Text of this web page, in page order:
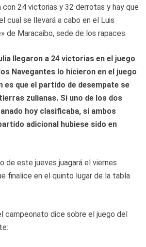
con 24 victorias y 32 derrotas y hay que
cual se llevará a cabo en el Luis
de Maracaibo, sede de los rapaces.
llegaron a 24 victorias en el juego
Navegantes lo hicieron en el juego
es que el partido de desempate se
zulianas. Si uno de los dos
hoy clasificaba, si ambos
adicional hubiese sido en
de este jueves juagará el viernes
finalice en el quinto lugar de la tabla
campeonato dice sobre el juego del